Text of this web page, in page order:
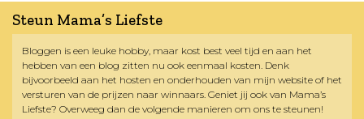
Steun Mama’s Liefste
Bloggen is een leuke hobby, maar kost best veel tijd en aan het
hebben van een blog zitten nu ook eenmaal kosten. Denk
bijvoorbeeld aan het hosten en onderhouden van mijn website of het
versturen van de prijzen naar winnaars. Geniet jij ook van Mama’s
Liefste? Overweeg dan de volgende manieren om ons te steunen!